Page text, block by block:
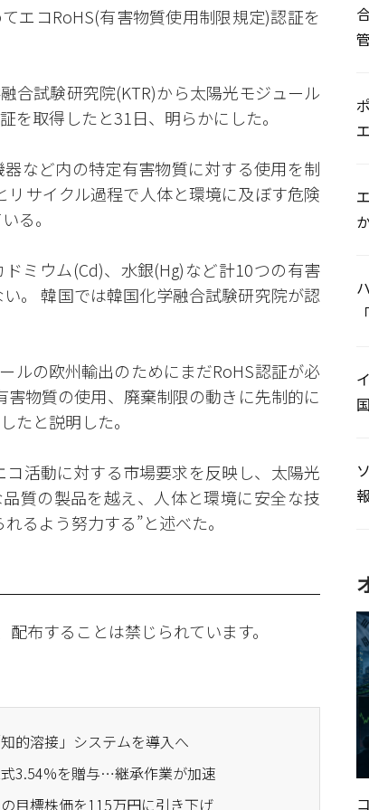
エコRoHS(有害物質使用制限規定)認証を
合試験研究院(KTR)から太陽光モジュール
を取得したと31日、明らかにした。
など内の特定有害物質に対する使用を制
サイクル過程で人体と環境に及ぼす危険
る。
ミウム(Cd)、水銀(Hg)など計10つの有害
。 韓国では韓国化学融合試験研究院が認
ルの欧州輸出のためにまだRoHS認証が必
物質の使用、廃棄制限の動きに先制的に
たと説明した。
活動に対する市場要求を反映し、太陽光
質の製品を越え、人体と環境に安全な技
るよう努力する”と述べた。
布することは禁じられています。
的溶接」システムを導入へ
3.54%を贈与…継承作業が加速
目標株価を115万円に引き下げ